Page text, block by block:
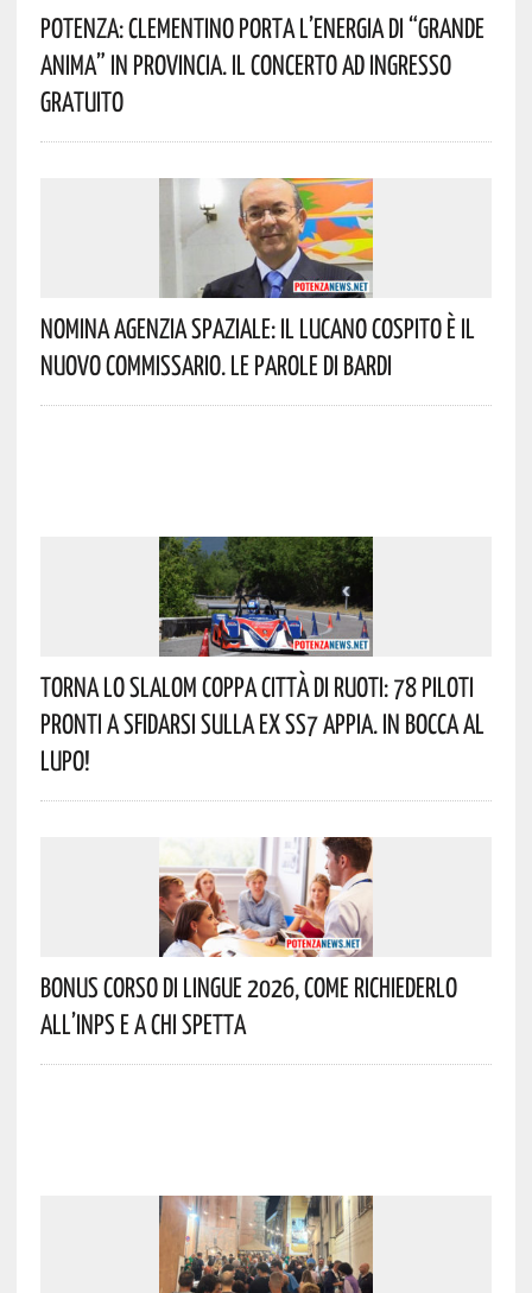
Potenza: Clementino Porta L’energia Di “Grande
Anima” In Provincia. Il Concerto Ad Ingresso
Gratuito
Nomina Agenzia Spaziale: Il Lucano Cospito È Il
Nuovo Commissario. Le Parole Di Bardi
Torna Lo Slalom Coppa Città Di Ruoti: 78 Piloti
Pronti A Sfidarsi Sulla Ex SS7 Appia. In Bocca Al
Lupo!
Bonus Corso Di Lingue 2026, Come Richiederlo
All’INPS E A Chi Spetta